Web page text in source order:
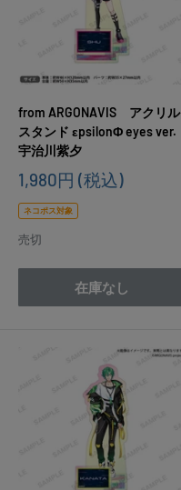
from ARGONAVIS アクリル
スタンド εpsilonΦ eyes ver.
宇治川紫夕
販
価
格
1,980円 (税込)
ネコポス対象
売切
在庫なし